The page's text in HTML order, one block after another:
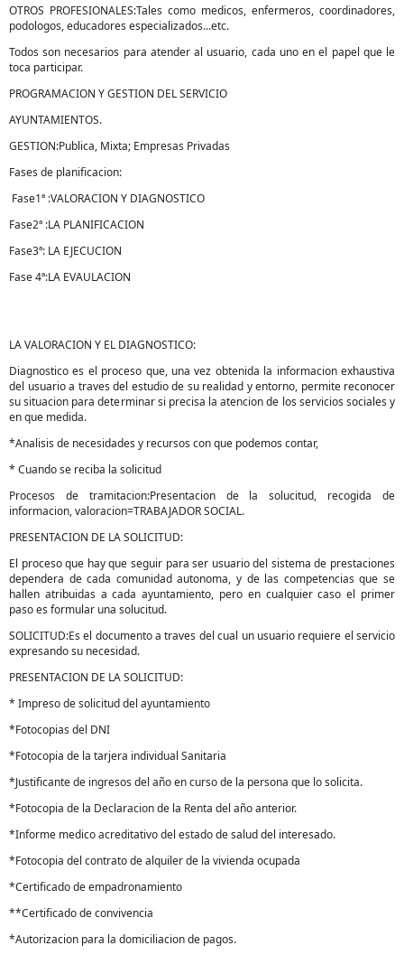
OTROS PROFESIONALES:Tales como medicos, enfermeros, coordinadores,
podologos, educadores especializados...etc.
Todos son necesarios para atender al usuario, cada uno en el papel que le
toca participar.
PROGRAMACION Y GESTION DEL SERVICIO
AYUNTAMIENTOS.
GESTION:Publica, Mixta; Empresas Privadas
Fases de planificacion:
Fase1ª :VALORACION Y DIAGNOSTICO
Fase2ª :LA PLANIFICACION
Fase3ª: LA EJECUCION
Fase 4ª:LA EVAULACION
LA VALORACION Y EL DIAGNOSTICO:
Diagnostico es el proceso que, una vez obtenida la informacion exhaustiva
del usuario a traves del estudio de su realidad y entorno, permite reconocer
su situacion para determinar si precisa la atencion de los servicios sociales y
en que medida.
*Analisis de necesidades y recursos con que podemos contar,
* Cuando se reciba la solicitud
Procesos de tramitacion:Presentacion de la solucitud, recogida de
informacion, valoracion=TRABAJADOR SOCIAL.
PRESENTACION DE LA SOLICITUD:
El proceso que hay que seguir para ser usuario del sistema de prestaciones
dependera de cada comunidad autonoma, y de las competencias que se
hallen atribuidas a cada ayuntamiento, pero en cualquier caso el primer
paso es formular una solucitud.
SOLICITUD:Es el documento a traves del cual un usuario requiere el servicio
expresando su necesidad.
PRESENTACION DE LA SOLICITUD:
* Impreso de solicitud del ayuntamiento
*Fotocopias del DNI
*Fotocopia de la tarjera individual Sanitaria
*Justificante de ingresos del año en curso de la persona que lo solicita.
*Fotocopia de la Declaracion de la Renta del año anterior.
*Informe medico acreditativo del estado de salud del interesado.
*Fotocopia del contrato de alquiler de la vivienda ocupada
*Certificado de empadronamiento
**Certificado de convivencia
*Autorizacion para la domiciliacion de pagos.